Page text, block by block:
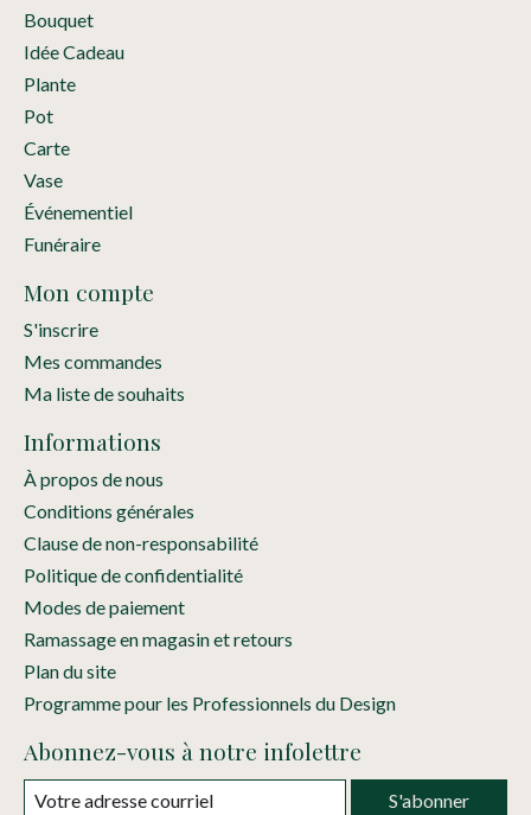
Bouquet
Idée Cadeau
Plante
Pot
Carte
Vase
Événementiel
Funéraire
Mon compte
S'inscrire
Mes commandes
Ma liste de souhaits
Informations
À propos de nous
Conditions générales
Clause de non-responsabilité
Politique de confidentialité
Modes de paiement
Ramassage en magasin et retours
Plan du site
Programme pour les Professionnels du Design
Abonnez-vous à notre infolettre
S'abonner